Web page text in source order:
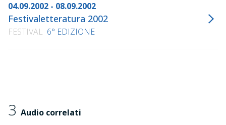
04.09.2002 - 08.09.2002
Festivaletteratura 2002
FESTIVAL 6° EDIZIONE
3 Audio correlati